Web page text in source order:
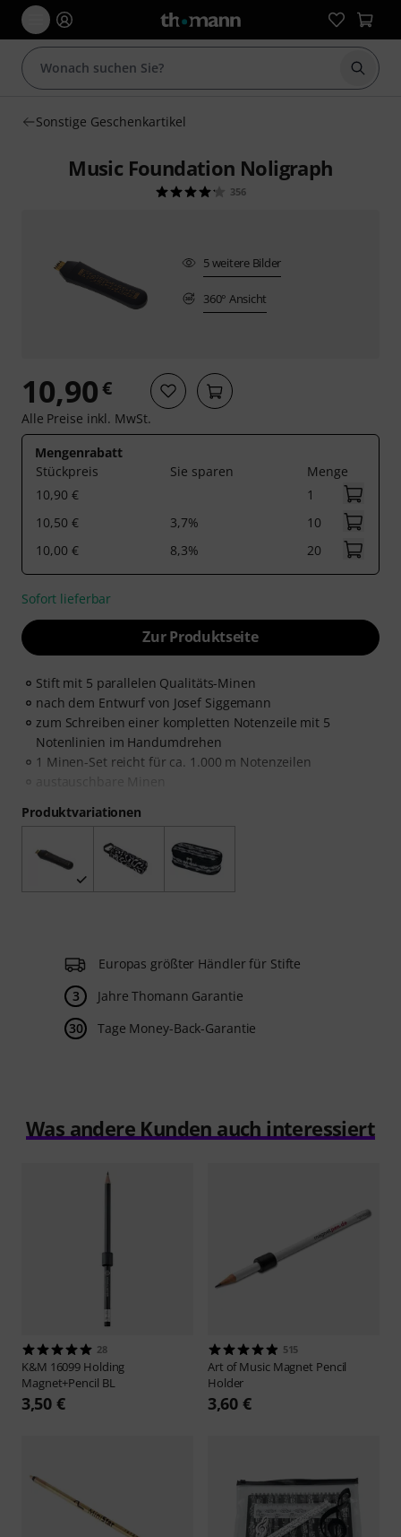
Suche
Sonstige Geschenkartikel
Music Foundation Noligraph
356
5 weitere Bilder
360° Ansicht
Stift mit 5 parallelen Qualitäts-Minen
nach dem Entwurf von Josef Siggemann
zum Schreiben einer kompletten Notenzeile mit 5
Notenlinien im Handumdrehen
1 Minen-Set reicht für ca. 1.000 m Notenzeilen
austauschbare Minen
10,90€
Alle Preise inkl. MwSt.
Mengenrabatt
Stückpreis
Sie sparen
Menge
10,90 €
1
10,50 €
3,7%
10
10,00 €
8,3% 20
Sofort lieferbar
Zur Produktseite
Produktvariationen
Europas größter Händler für Stifte
3
Jahre Thomann Garantie
30
Tage Money-Back-Garantie
Was andere Kunden auch interessiert
28
K&M 16099 Holding
Magnet+Pencil BL
3,50 €
515
Art of Music Magnet Pencil
Holder
3,60 €